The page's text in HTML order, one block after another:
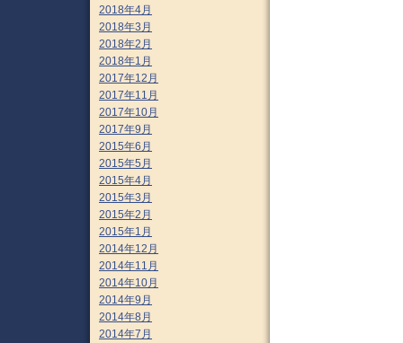
2018年4月
2018年3月
2018年2月
2018年1月
2017年12月
2017年11月
2017年10月
2017年9月
2015年6月
2015年5月
2015年4月
2015年3月
2015年2月
2015年1月
2014年12月
2014年11月
2014年10月
2014年9月
2014年8月
2014年7月